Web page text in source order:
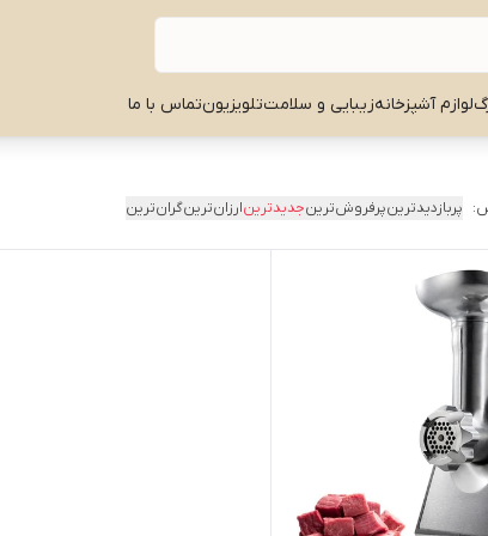
لوازم آشپزخانهزیبایی و سلامتتلویزیونتماس با ما
پربازدیدترینپرفروش‌ترینجدیدترینارزان‌ترینگران‌ترین